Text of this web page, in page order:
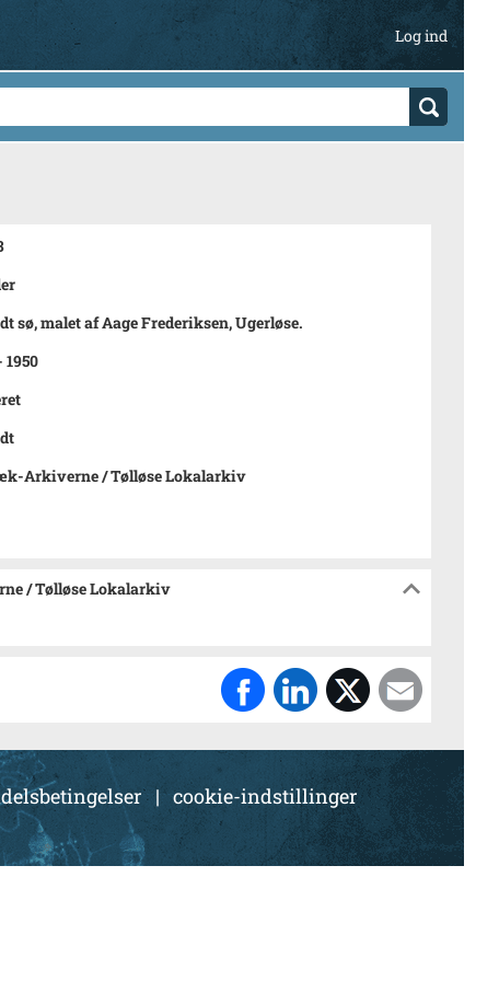
Log ind
sø, malet af Aage Frederiksen, Ugerløse.
1950
Arkiverne / Tølløse Lokalarkiv
/ Tølløse Lokalarkiv
| cookie-indstillinger